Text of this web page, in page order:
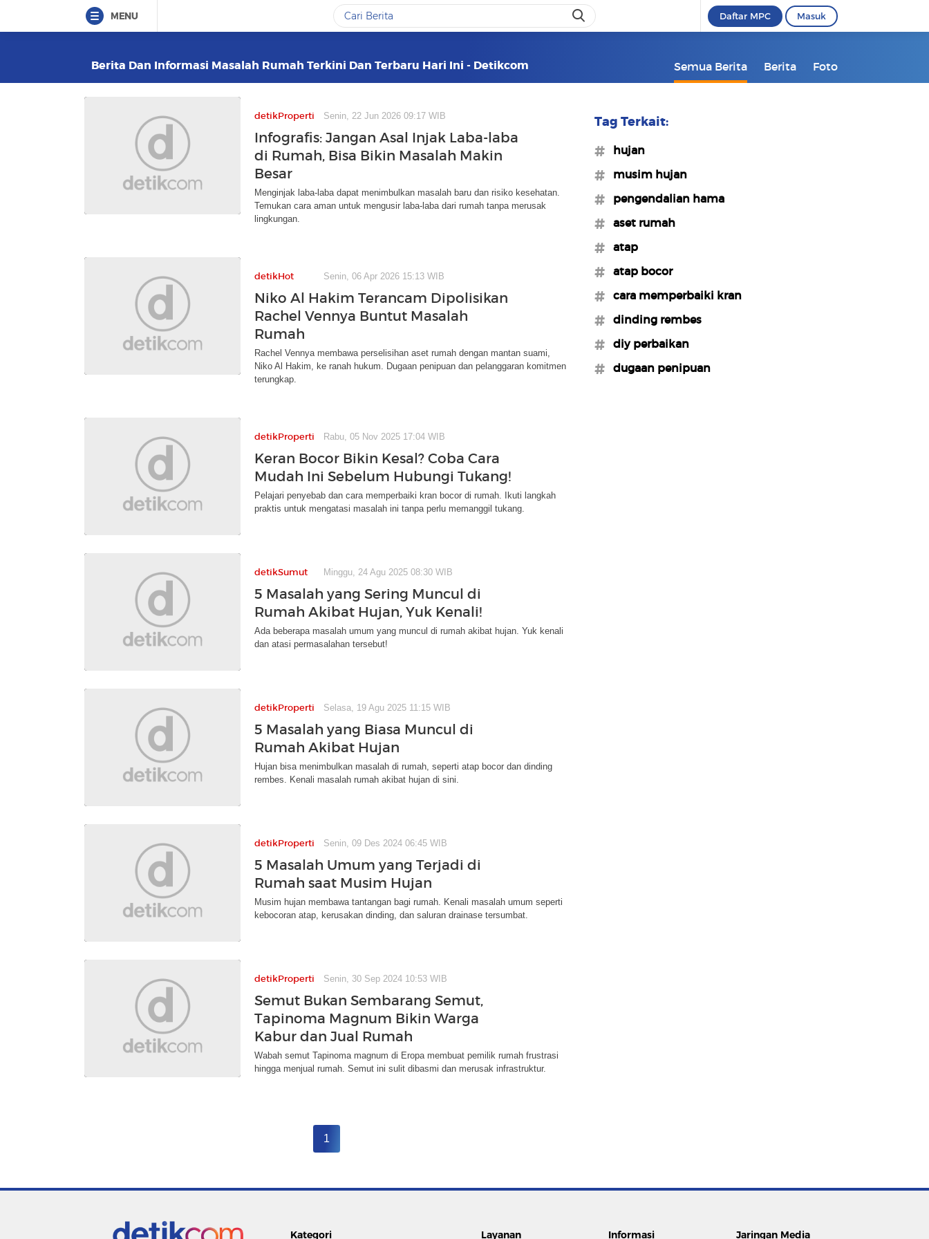
MENU Daftar MPC Masuk
Berita Dan Informasi Masalah Rumah Terkini Dan Terbaru Hari Ini - Detikcom Semua Berita Berita Foto
detikProperti Senin, 22 Jun 2026 09:17 WIB
Infografis: Jangan Asal Injak Laba-laba
di Rumah, Bisa Bikin Masalah Makin
Besar
Menginjak laba-laba dapat menimbulkan masalah baru dan risiko kesehatan.
Temukan cara aman untuk mengusir laba-laba dari rumah tanpa merusak
lingkungan.
detikHot Senin, 06 Apr 2026 15:13 WIB
Niko Al Hakim Terancam Dipolisikan
Rachel Vennya Buntut Masalah
Rumah
Rachel Vennya membawa perselisihan aset rumah dengan mantan suami,
Niko Al Hakim, ke ranah hukum. Dugaan penipuan dan pelanggaran komitmen
terungkap.
detikProperti Rabu, 05 Nov 2025 17:04 WIB
Keran Bocor Bikin Kesal? Coba Cara
Mudah Ini Sebelum Hubungi Tukang!
Pelajari penyebab dan cara memperbaiki kran bocor di rumah. Ikuti langkah
praktis untuk mengatasi masalah ini tanpa perlu memanggil tukang.
detikSumut Minggu, 24 Agu 2025 08:30 WIB
5 Masalah yang Sering Muncul di
Rumah Akibat Hujan, Yuk Kenali!
Ada beberapa masalah umum yang muncul di rumah akibat hujan. Yuk kenali
dan atasi permasalahan tersebut!
detikProperti Selasa, 19 Agu 2025 11:15 WIB
5 Masalah yang Biasa Muncul di
Rumah Akibat Hujan
Hujan bisa menimbulkan masalah di rumah, seperti atap bocor dan dinding
rembes. Kenali masalah rumah akibat hujan di sini.
detikProperti Senin, 09 Des 2024 06:45 WIB
5 Masalah Umum yang Terjadi di
Rumah saat Musim Hujan
Musim hujan membawa tantangan bagi rumah. Kenali masalah umum seperti
kebocoran atap, kerusakan dinding, dan saluran drainase tersumbat.
detikProperti Senin, 30 Sep 2024 10:53 WIB
Semut Bukan Sembarang Semut,
Tapinoma Magnum Bikin Warga
Kabur dan Jual Rumah
Wabah semut Tapinoma magnum di Eropa membuat pemilik rumah frustrasi
hingga menjual rumah. Semut ini sulit dibasmi dan merusak infrastruktur.
1
Tag Terkait:
#hujan
#musim hujan
#pengendalian hama
#aset rumah
#atap
#atap bocor
#cara memperbaiki kran
#dinding rembes
#diy perbaikan
#dugaan penipuan
Kategori Layanan Informasi Jaringan Media